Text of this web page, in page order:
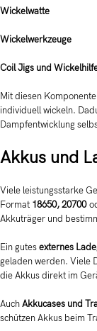
Wickelwatte
Wickelwerkzeuge
Coil Jigs und
Mit diesen
individuell wickeln.
Dampfentwicklung
Akkus und
Viele leistungsstarke
Format 18650, 20700
Akkuträger und
Ein gutesexternes
geladen werden. Viele
die Akkus direkt im
AuchAkkucases und
schützen Akkus beim